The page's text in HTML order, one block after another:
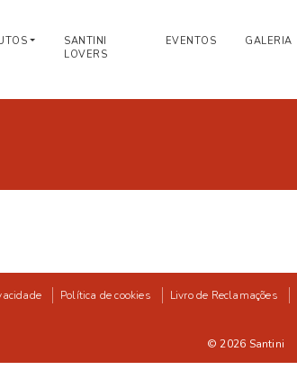
SANTINI
LOVERS
EVENTOS GALERIA
Política de cookies Livro de Reclamações
© 2026 Santini